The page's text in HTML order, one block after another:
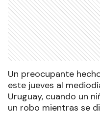
Un preocupante
este jueves al
Uruguay, cuando un
un robo mientras se